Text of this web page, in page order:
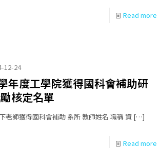
Read more
12-24
年度工學院獲得國科會補助研
核定名單
老師獲得國科會補助 系所 教師姓名 職稱 資 […]
Read more